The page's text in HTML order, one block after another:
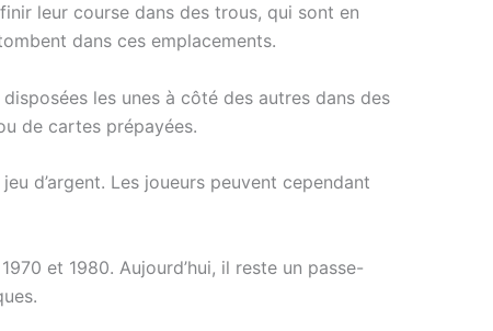
leur course dans des trous, qui sont en
dans ces emplacements.
les unes à côté des autres dans des
de cartes prépayées.
d’argent. Les joueurs peuvent cependant
et 1980. Aujourd’hui, il reste un passe-